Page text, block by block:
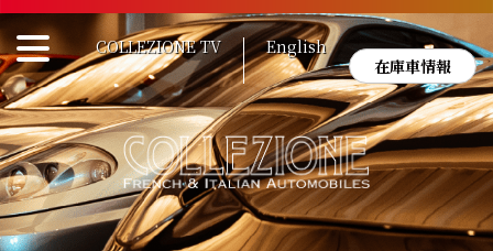
Skip
to
content
COLLEZIONE TV
English
在庫車情報